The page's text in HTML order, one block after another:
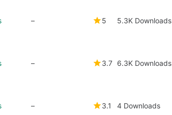
– 5 5.3K Downloads
– 3.7 6.3K Downloads
– 3.1 4 Downloads